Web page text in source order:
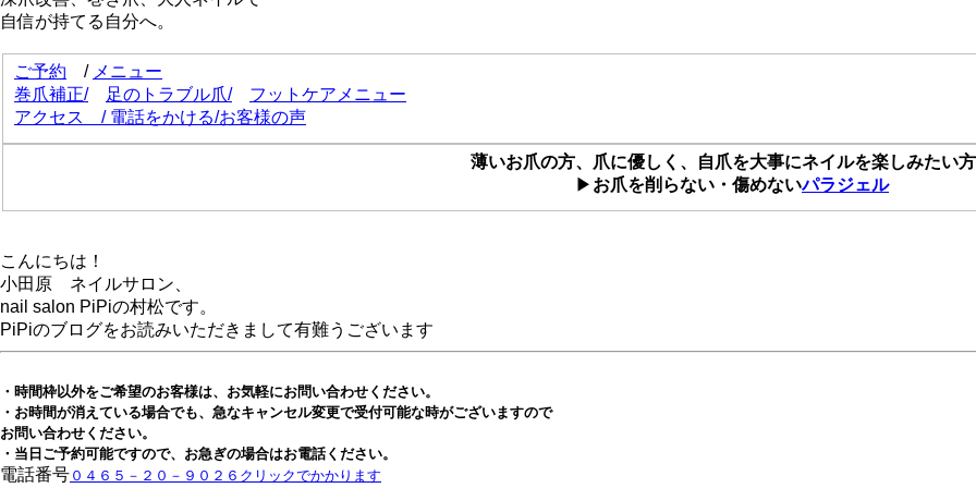
自信が持てる自分へ。
ご予約 / メニュー
巻爪補正/ 足のトラブル爪/
フットケアメニュー
アクセス
/ 電話をかける/お客様の声
薄いお爪の方、爪に優しく、自爪を大事にネイルを楽しみたい
▶ お爪を削らない・傷めないパラジェル
こんにちは！
小田原 ネイルサロン、
nail salon PiPiの村松です。
PiPiのブログをお読みいただきまして有難うございます
・時間枠以外をご希望のお客様は、お気軽にお問い合わせください。
・お時間が消えている場合でも、急なキャンセル変更で受付可能な時がございますので
お問い合わせください。
・当日ご予約可能ですので、お急ぎの場合はお電話ください。
電話番号 ０４６５－２０－９０２６クリックでかかります